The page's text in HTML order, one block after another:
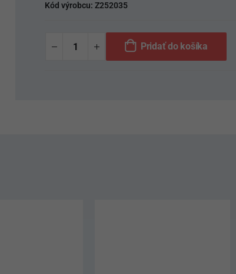
Kód výrobcu: Z252035
Pridať do košíka